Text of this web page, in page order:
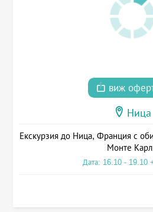
виж
Ница
Екскурзия до Ница, Франция с
Монте
Дата: 16.10 - 19.10